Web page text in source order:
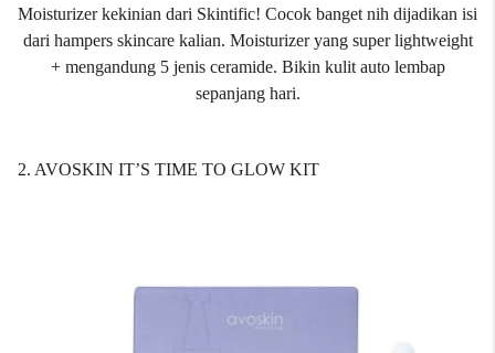
Moisturizer kekinian dari Skintific! Cocok banget nih dijadikan isi
dari hampers skincare kalian. Moisturizer yang super lightweight
+ mengandung 5 jenis ceramide. Bikin kulit auto lembap
sepanjang hari.
2. AVOSKIN IT’S TIME TO GLOW KIT